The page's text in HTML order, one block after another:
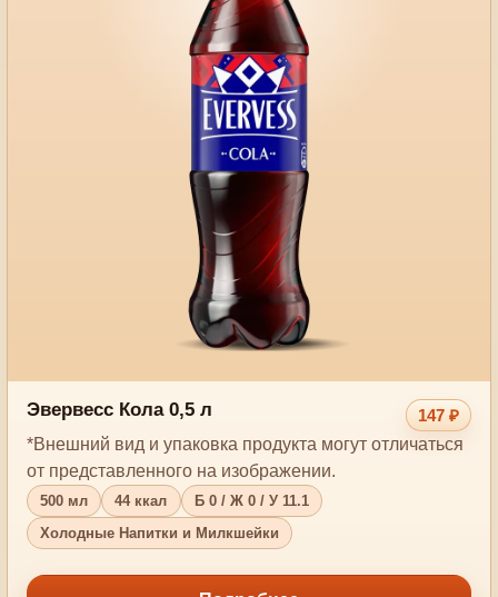
Эвервесс Кола 0,5 л
147 ₽
*Внешний вид и упаковка продукта могут отличаться
от представленного на изображении.
500 мл 44 ккал
Б 0 / Ж 0 / У 11.1
Холодные Напитки и Милкшейки